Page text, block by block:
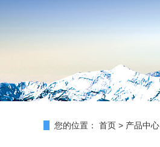
您的位置： 首页 > 产品中心